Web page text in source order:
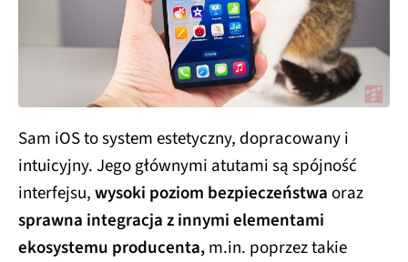
Sam iOS to system estetyczny, dopracowany i
intuicyjny. Jego głównymi atutami są spójność
interfejsu,wysoki poziom bezpieczeństwaoraz
sprawna integracja z innymi elementami
ekosystemu producenta,m.in. poprzez takie